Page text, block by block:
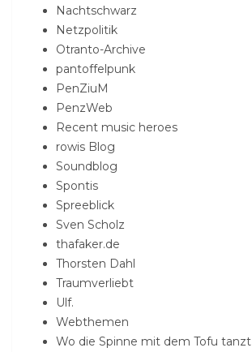
Nachtschwarz
Netzpolitik
Otranto-Archive
pantoffelpunk
PenZiuM
PenzWeb
Recent music heroes
rowis Blog
Soundblog
Spontis
Spreeblick
Sven Scholz
thafaker.de
Thorsten Dahl
Traumverliebt
Ulf.
Webthemen
Wo die Spinne mit dem Tofu tanzt